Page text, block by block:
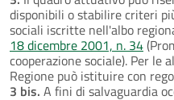
disponibili o stabilire criteri
sociali iscritte nell'albo
18 dicembre 2001, n. 34
cooperazione sociale). Per le
Regione può istituire con
3 bis. A fini di salvaguardia